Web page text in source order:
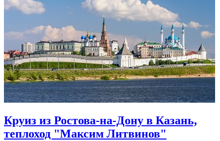
Круиз из Ростова-на-Дону в Казань,
теплоход "Максим Литвинов"